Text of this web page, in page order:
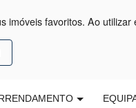
favoritos. Ao